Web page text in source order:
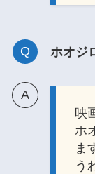
ホオジ
映
ホ
ま
う